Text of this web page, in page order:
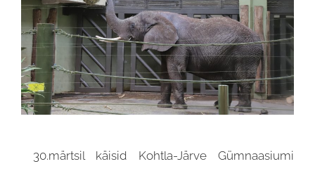
30.märtsil käisid Kohtla-Järve Gümnaasiumi